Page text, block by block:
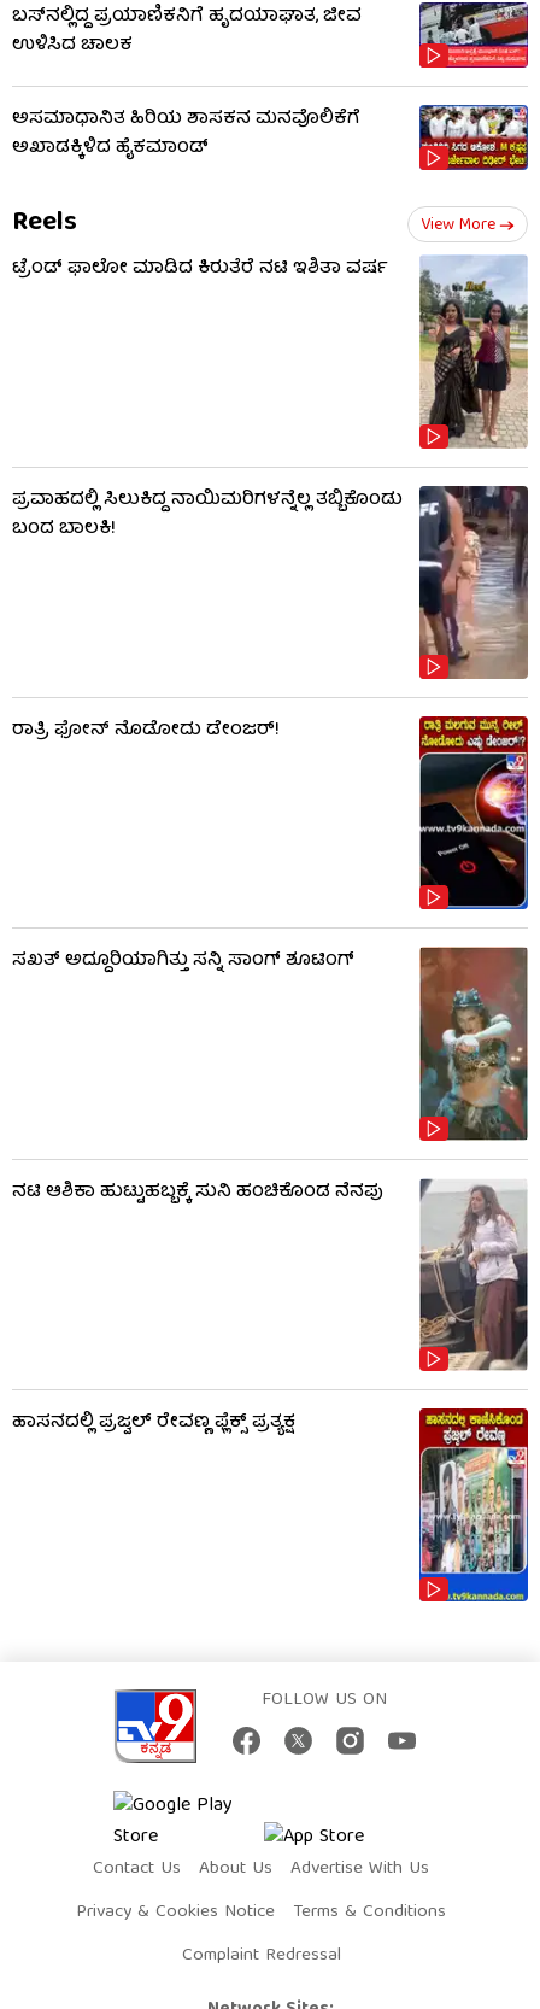
ಬಸ್‌ನಲ್ಲಿದ್ದ ಪ್ರಯಾಣಿಕನಿಗೆ ಹೃದಯಾಘಾತ, ಜೀವ
ಉಳಿಸಿದ ಚಾಲಕ
ಅಸಮಾಧಾನಿತ ಹಿರಿಯ ಶಾಸಕನ ಮನವೊಲಿಕೆಗೆ
ಅಖಾಡಕ್ಕಿಳಿದ ಹೈಕಮಾಂಡ್
Reels View More
ಟ್ರೆಂಡ್​​ ಫಾಲೋ ಮಾಡಿದ ಕಿರುತೆರೆ ನಟಿ ಇಶಿತಾ ವರ್ಷ
ಪ್ರವಾಹದಲ್ಲಿ ಸಿಲುಕಿದ್ದ ನಾಯಿಮರಿಗಳನ್ನೆಲ್ಲ ತಬ್ಬಿಕೊಂಡು
ಬಂದ ಬಾಲಕಿ!
ರಾತ್ರಿ ಫೋನ್​​ ನೊಡೋದು ಡೇಂಜರ್!
ಸಖತ್ ಅದ್ದೂರಿಯಾಗಿತ್ತು ಸನ್ನಿ ಸಾಂಗ್ ಶೂಟಿಂಗ್
ನಟಿ ಆಶಿಕಾ ಹುಟ್ಟುಹಬ್ಬಕ್ಕೆ ಸುನಿ ಹಂಚಿಕೊಂಡ ನೆನಪು
ಹಾಸನದಲ್ಲಿ ಪ್ರಜ್ವಲ್ ರೇವಣ್ಣ ಫ್ಲೆಕ್ಸ್ ಪ್ರತ್ಯಕ್ಷ
FOLLOW US ON
Contact Us About Us
Advertise With Us
Privacy & Cookies Notice
Terms & Conditions
Complaint Redressal